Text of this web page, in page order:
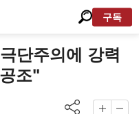
구독
단주의에 강력
조"